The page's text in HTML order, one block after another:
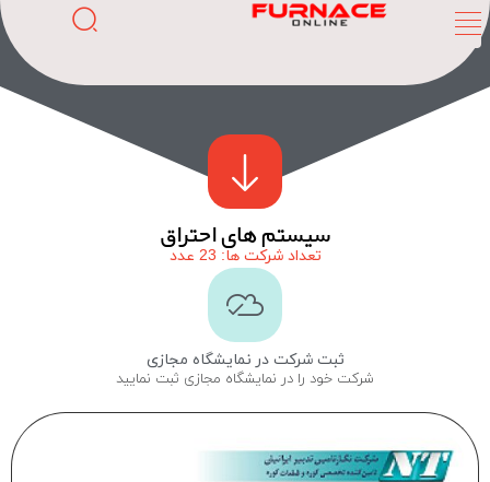
سیستم های احتراق
تعداد شرکت ها: 23 عدد
ثبت شرکت در نمایشگاه مجازی
شرکت خود را در نمایشگاه مجازی ثبت نمایید